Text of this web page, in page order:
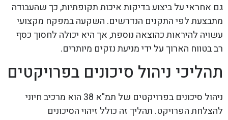
גם אחראי על ביצוע בדיקות איכות תקופתיות, כך שהעבודה
מתבצעת לפי התקנים הנדרשים. השקעה במפקח מקצועי
עשויה להיראות כהוצאה נוספת, אך היא יכולה לחסוך כסף
רב בטווח הארוך על ידי מניעת נזקים מיותרים.
תהליכי ניהול סיכונים בפרויקטים
ניהול סיכונים בפרויקטים של תמ"א 38 הוא מרכיב חיוני
להצלחת הפרויקט. תהליך זה כולל זיהוי הסיכונים